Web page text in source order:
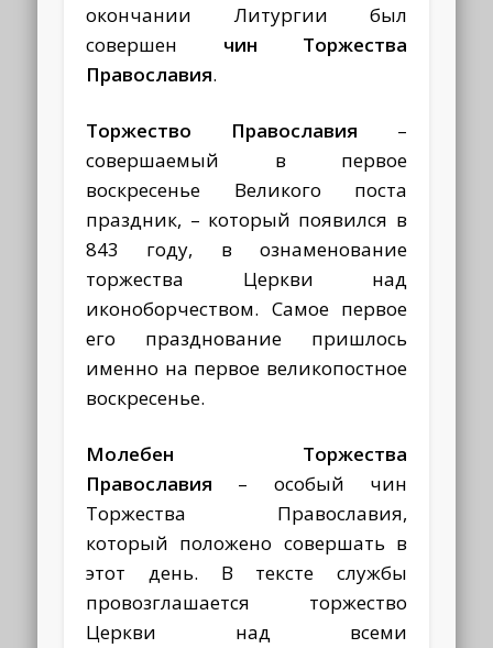
окончании Литургии был
совершен чин Торжества
Православия.
Торжество Православия –
совершаемый в первое
воскресенье Великого поста
праздник, – который появился в
843 году, в ознаменование
торжества Церкви над
иконоборчеством. Самое первое
его празднование пришлось
именно на первое великопостное
воскресенье.
Молебен Торжества
Православия – особый чин
Торжества Православия,
который положено совершать в
этот день. В тексте службы
провозглашается торжество
Церкви над всеми